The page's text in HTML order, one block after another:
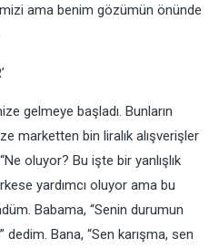
ama benim gözümün önünde
gelmeye başladı. Bunların
marketten bin liralık alışverişler
oluyor? Bu işte bir yanlışlık
yardımcı oluyor ama bu
Babama, “Senin durumun
dedim. Bana, “Sen karışma, sen